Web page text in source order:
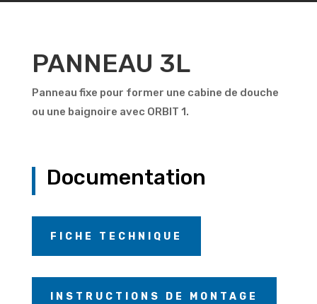
PANNEAU 3L
Panneau fixe pour former une cabine de douche
ou une baignoire avec ORBIT 1.
Documentation
FICHE TECHNIQUE
INSTRUCTIONS DE MONTAGE